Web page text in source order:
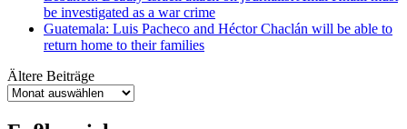
be investigated as a war crime
Guatemala: Luis Pacheco and Héctor Chaclán will be able to
return home to their families
Ältere Beiträge
Ältere